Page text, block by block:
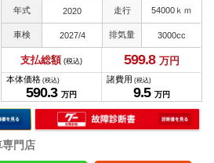
年式 2020 走行 54000ｋｍ
車検 2027/4 排気量 3000cc
支払総額 (税込) 599.8 万円
本体価格 (税込)
590.3 万円
諸費用 (税込)
9.5 万円
門店